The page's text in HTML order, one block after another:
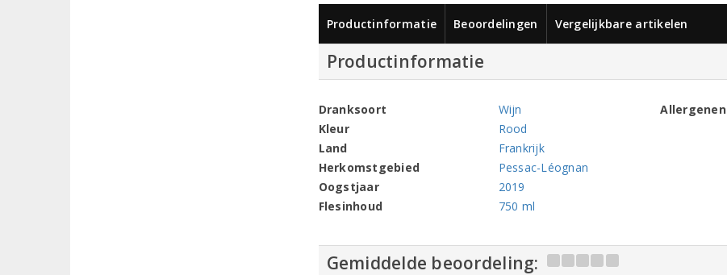
Productinformatie Beoordelingen Vergelijkbare artikelen
Productinformatie
Dranksoort
Wijn
Kleur
Rood
Land
Frankrijk
Herkomstgebied
Pessac-Léognan
Oogstjaar
2019
Flesinhoud
750 ml
Allergenen
Gemiddelde beoordeling: